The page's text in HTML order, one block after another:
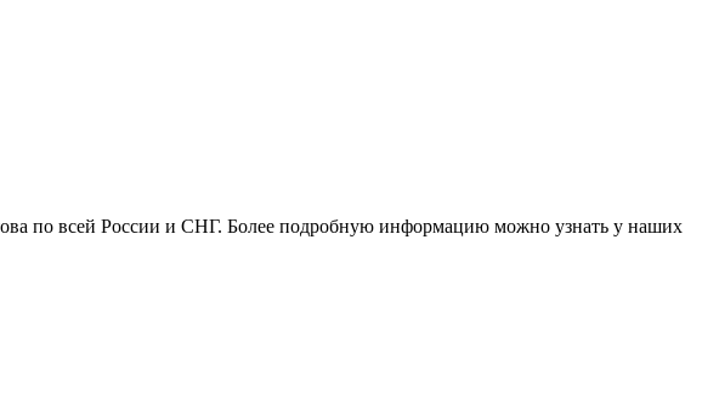
по всей России и СНГ. Более подробную информацию можно узнать у наших